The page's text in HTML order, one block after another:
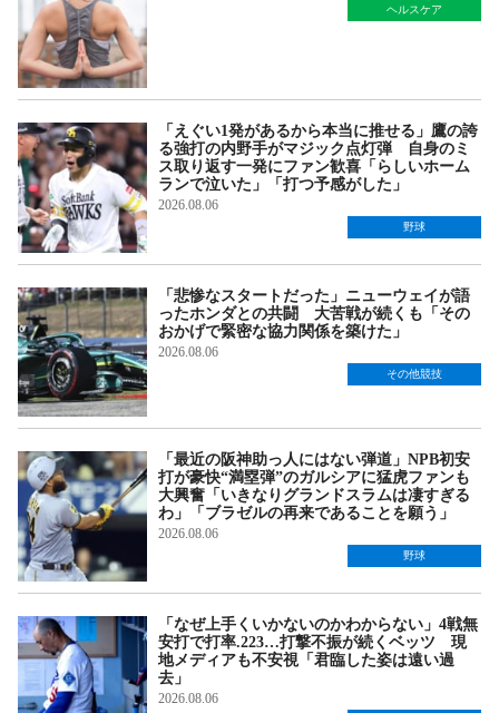
ヘルスケア
「えぐい1発があるから本当に推せる」鷹の誇
る強打の内野手がマジック点灯弾 自身のミ
ス取り返す一発にファン歓喜「らしいホーム
ランで泣いた」「打つ予感がした」
2026.08.06
野球
「悲惨なスタートだった」ニューウェイが語
ったホンダとの共闘 大苦戦が続くも「その
おかげで緊密な協力関係を築けた」
2026.08.06
その他競技
「最近の阪神助っ人にはない弾道」NPB初安
打が豪快“満塁弾”のガルシアに猛虎ファンも
大興奮「いきなりグランドスラムは凄すぎる
わ」「ブラゼルの再来であることを願う」
2026.08.06
野球
「なぜ上手くいかないのかわからない」4戦無
安打で打率.223…打撃不振が続くベッツ 現
地メディアも不安視「君臨した姿は遠い過
去」
2026.08.06